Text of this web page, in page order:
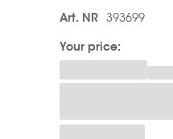
Art. NR 393699
Your price: